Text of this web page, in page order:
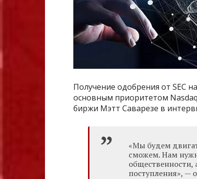
Получение одобрения от SEC
основным приоритетом
биржи Мэтт Саварезе в
«Мы будем
сможем. Нам
общественности,
поступления», —